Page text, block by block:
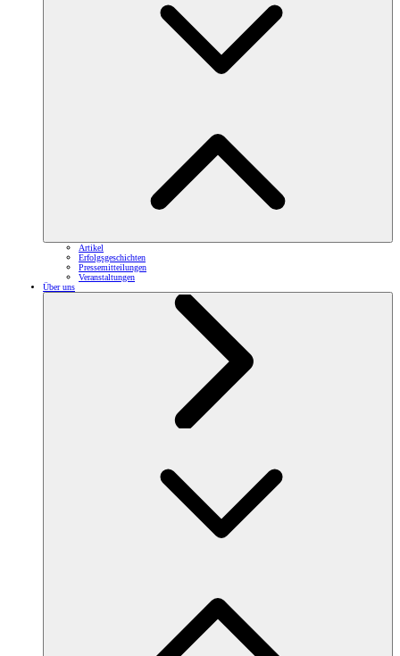
Artikel
Erfolgsgeschichten
Pressemitteilungen
Veranstaltungen
Über uns